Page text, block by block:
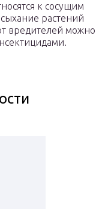
к сосущим
растений
вредителей можно